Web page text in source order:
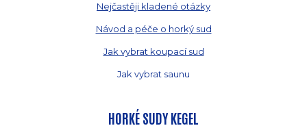
Nejčastěji kladené otázky
Návod a péče o horký sud
Jak vybrat koupací sud
Jak vybrat saunu
HORKÉ SUDY KEGEL